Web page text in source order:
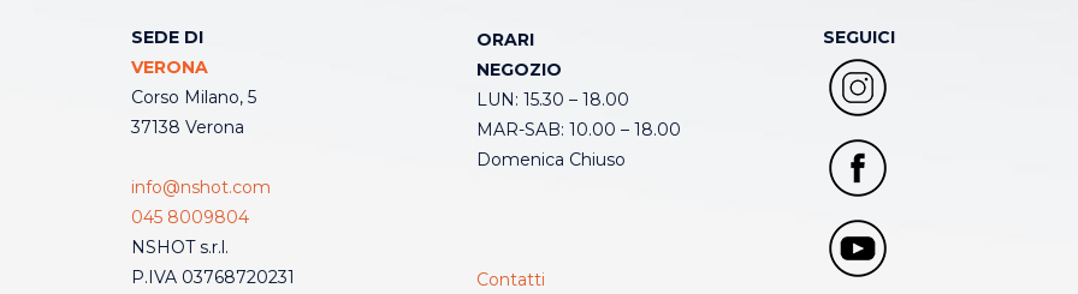
SEDE DI
VERONA
Corso Milano, 5
37138 Verona
info@nshot.com
045 8009804
NSHOT s.r.l.
P.IVA 03768720231
ORARI
NEGOZIO
LUN: 15.30 – 18.00
MAR-SAB: 10.00 – 18.00
Domenica Chiuso
Contatti
SEGUICI